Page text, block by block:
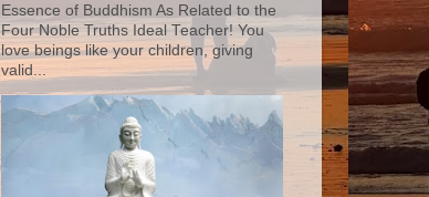
Essence of Buddhism As Related to the
Four Noble Truths Ideal Teacher! You
love beings like your children, giving
valid...